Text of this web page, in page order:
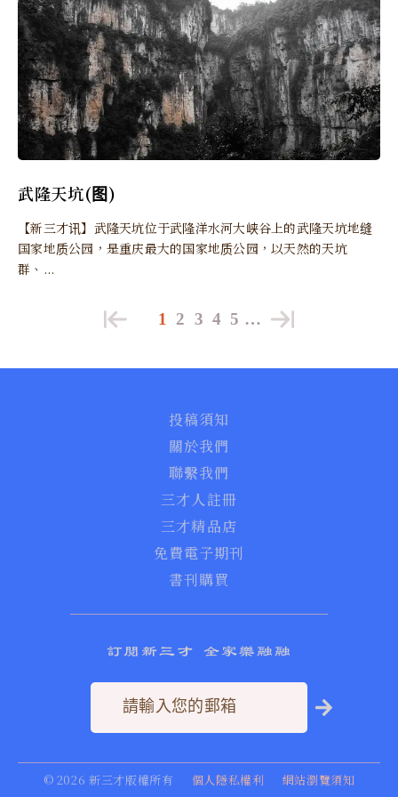
武隆天坑(图)
【新三才讯】武隆天坑位于武隆洋水河大峡谷上的武隆天坑地缝
国家地质公园，是重庆最大的国家地质公园，以天然的天坑
群、...
1 2 3 4 5 …
投稿須知
關於我們
聯繫我們
三才人註冊
三才精品店
免費電子期刊
書刊購買
訂閱新三才 全家樂融融
© 2026 新三才版權所有 個人隱私權利 網站瀏覽須知